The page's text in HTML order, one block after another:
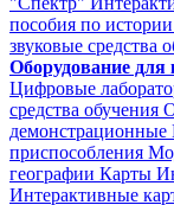
пособия по
звуковые средства
Оборудование для
Цифровые
средства обучения
демонстрационные
приспособления
географии Карты
Интерактивные